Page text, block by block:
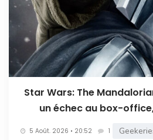
Star Wars: The
un échec au box-
5 Août. 2026 • 20:52 1